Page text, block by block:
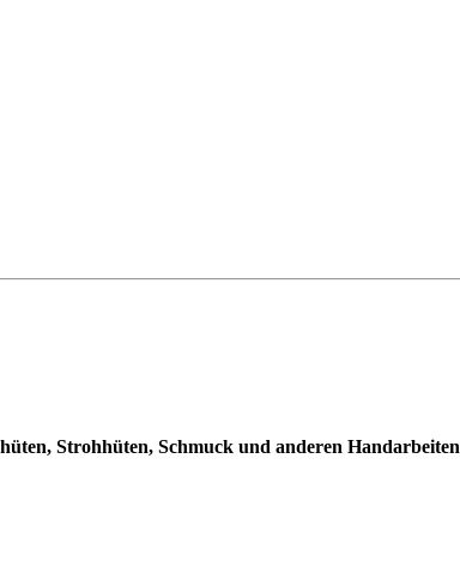
Strohhüten, Schmuck und anderen Handarbeiten